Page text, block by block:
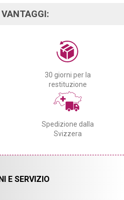
VANTAGGI:
30 giorni per la
restituzione
Spedizione dalla
Svizzera
E SERVIZIO